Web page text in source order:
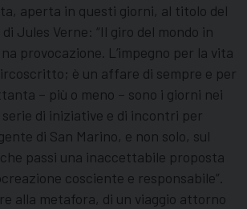
aperta in questi giorni, al titolo del
Jules Verne: “Il giro del mondo in
provocazione. L’impegno per la vita
è un affare di sempre e per
– più o meno – sono i giorni nei
di iniziative e di incontri per
di San Marino, e non solo, sul
passi una inaccettabile proposta
cosciente e responsabile”.
alla metafora, di un viaggio attorno